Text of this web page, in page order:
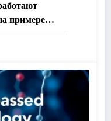
примере